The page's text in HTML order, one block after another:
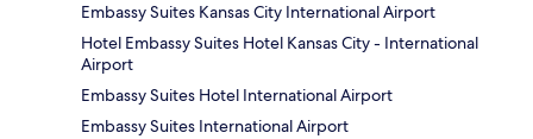
Embassy Suites Kansas City International Airport
Hotel Embassy Suites Hotel Kansas City - International
Airport
Embassy Suites Hotel International Airport
Embassy Suites International Airport